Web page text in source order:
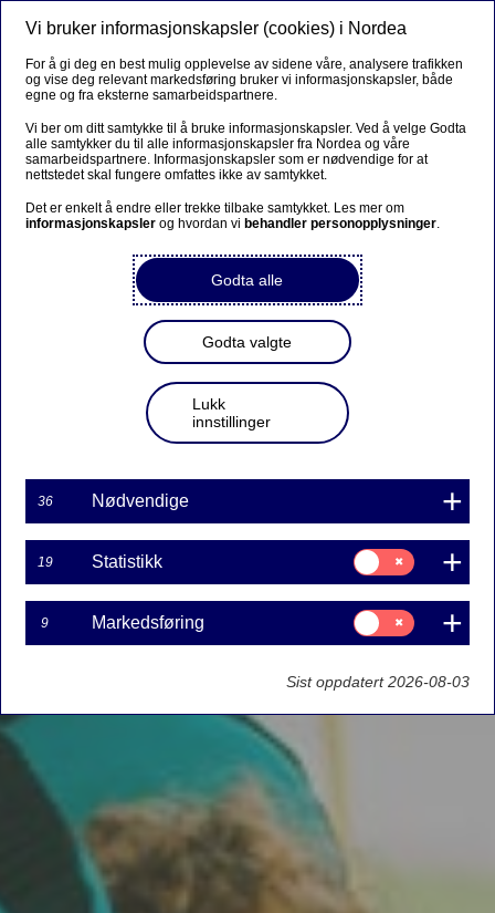
Vi bruker informasjonskapsler (cookies) i Nordea
For å gi deg en best mulig opplevelse av sidene våre, analysere trafikken
og vise deg relevant markedsføring bruker vi informasjonskapsler, både
egne og fra eksterne samarbeidspartnere.
Vi ber om ditt samtykke til å bruke informasjonskapsler. Ved å velge Godta
alle samtykker du til alle informasjonskapsler fra Nordea og våre
samarbeidspartnere. Informasjonskapsler som er nødvendige for at
nettstedet skal fungere omfattes ikke av samtykket.
Det er enkelt å endre eller trekke tilbake samtykket. Les mer om
informasjonskapsler og hvordan vi behandler personopplysninger.
Godta alle
Godta valgte
Lukk
innstillinger
36 Nødvendige
19 Statistikk
Samtykke
til:
Statistikk
9 Markedsføring
Samtykke
til:
Markedsføring
Sist oppdatert 2026-08-03